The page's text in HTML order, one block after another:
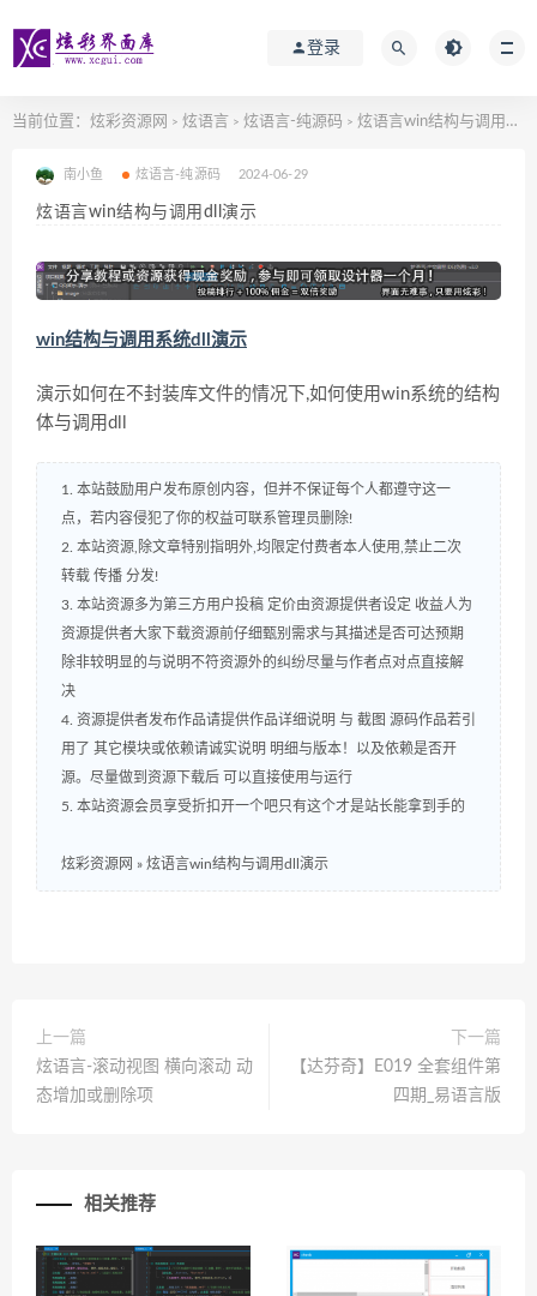
登录
当前位置： 炫彩资源网 > 炫语言 > 炫语言-纯源码 > 炫语言win结构与调用dll演示
南小鱼 炫语言-纯源码 2024-06-29
炫语言win结构与调用dll演示
win结构与调用系统dll演示
演示如何在不封装库文件的情况下,如何使用win系统的结构
体与调用dll
1. 本站鼓励用户发布原创内容，但并不保证每个人都遵守这一
点，若内容侵犯了你的权益可联系管理员删除!
2. 本站资源,除文章特别指明外,均限定付费者本人使用,禁止二次
转载 传播 分发!
3. 本站资源多为第三方用户投稿 定价由资源提供者设定 收益人为
资源提供者大家下载资源前仔细甄别需求与其描述是否可达预期
除非较明显的与说明不符资源外的纠纷尽量与作者点对点直接解
决
4. 资源提供者发布作品请提供作品详细说明 与 截图 源码作品若引
用了 其它模块或依赖请诚实说明 明细与版本！以及依赖是否开
源。尽量做到资源下载后 可以直接使用与运行
5. 本站资源会员享受折扣开一个吧只有这个才是站长能拿到手的
炫彩资源网 » 炫语言win结构与调用dll演示
上一篇
炫语言-滚动视图 横向滚动 动
态增加或删除项
下一篇
【达芬奇】E019 全套组件第
四期_易语言版
相关推荐